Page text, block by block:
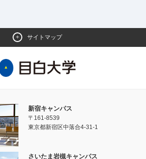
サイトマップ
新宿キャンパス
〒161-8539
東京都新宿区中落合4-31-1
さいたま岩槻キャンパス